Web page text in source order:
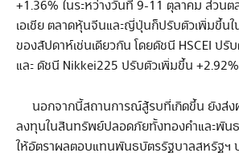
+1.36% ในระหว่างวันที่ 9-11 ตุลาคม ส่วน
เอเชีย ตลาดหุ้นจีนและญี่ปุ่นก็ปรับตัวเพิ่มขึ้นใ
ของสัปดาห์เช่นเดียวกัน โดยดัชนี HSCEI ปรั
และ ดัชนี Nikkei225 ปรับตัวเพิ่มขึ้น +2.92%
นอกจากนี้สถานการณ์สู้รบที่เกิดขึ้น ยังส่ง
ลงทุนในสินทรัพย์ปลอดภัยทั้งทองคำและพัน
ให้อัตราผลตอบแทนพันธบัตรรัฐบาลสหรัฐฯ